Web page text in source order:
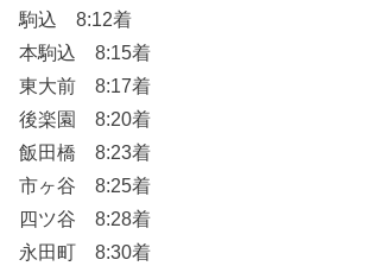
駒込 8:12着
本駒込 8:15着
東大前 8:17着
後楽園 8:20着
飯田橋 8:23着
市ヶ谷 8:25着
四ツ谷 8:28着
永田町 8:30着